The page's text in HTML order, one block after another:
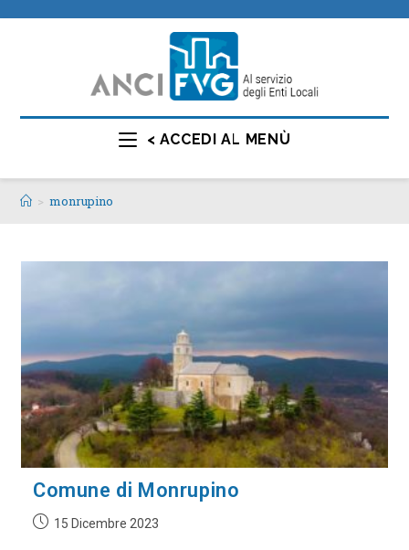
< ACCEDI AL MENÙ
> monrupino
Comune di Monrupino
15 Dicembre 2023